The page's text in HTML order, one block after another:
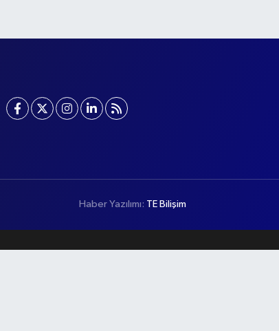
Haber Yazılımı: TE Bilişim